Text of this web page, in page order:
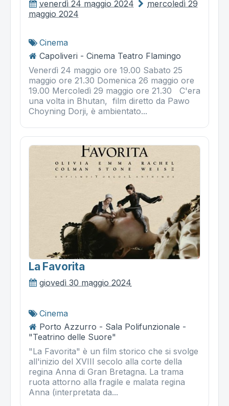
venerdì 24 maggio 2024
mercoledì 29
maggio 2024
Cinema
Capoliveri - Cinema Teatro Flamingo
Venerdì 24 maggio ore 19.00 Sabato 25
maggio ore 21.30 Domenica 26 maggio ore
19.00 Mercoledì 29 maggio ore 21.30 C'era
una volta in Bhutan, film diretto da Pawo
Choyning Dorji, è ambientato...
La Favorita
giovedì 30 maggio 2024
Cinema
Porto Azzurro - Sala Polifunzionale -
"Teatrino delle Suore"
"La Favorita" è un film storico che si svolge
all'inizio del XVIII secolo alla corte della
regina Anna di Gran Bretagna. La trama
ruota attorno alla fragile e malata regina
Anna (interpretata da...